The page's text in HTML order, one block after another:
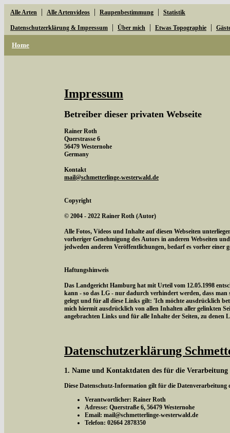
Alle Arten | Alle Artenvideos | Raupenbestimmung | Statistik
Datenschutzerklärung & Impressum | Über mich | Etwas Topographie |
Home
Impressum
Betreiber dieser privaten Webseite
Rainer Roth
Querstrasse 6
56479 Westernohe
Germany
Kontakt
mail@schmetterlinge-westerwald.de
Copyright
© 2004 - 2022 Rainer Roth (Autor)
Alle Fotos, Videos und Inhalte auf diesen Webseiten
vorheriger Genehmigung des Autors in anderen Webseiten
jedweden anderen Veröffentlichungen, bedarf es vorher einer
Haftungshinweis
Das Landgericht Hamburg hat mit Urteil vom 12.05.1998
kann - so das LG - nur dadurch verhindert werden, dass
gelegt und für all diese Links gilt: 'Ich möchte ausdrücklich
mich hiermit ausdrücklich von allen Inhalten aller gelinkten
angebrachten Links und für alle Inhalte der Seiten, zu denen
Datenschutzerklärung
1. Name und Kontaktdaten des für die
Diese Datenschutz-Information gilt für die Datenverarbeitung
Verantwortlicher: Rainer Roth
Adresse: Querstraße 6, 56479 Westernohe
Email: mail@schmetterlinge-westerwald.de
Telefon: 02664 2878350